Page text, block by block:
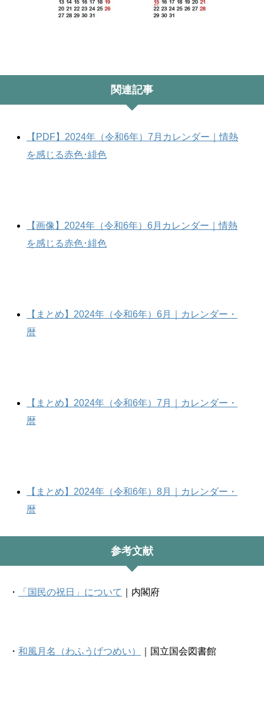
関連記事
【PDF】2024年（令和6年）7月カレンダー｜情熱
を感じる赤色･緋色
【画像】2024年（令和6年）6月カレンダー｜情熱
を感じる赤色･緋色
【まとめ】2024年（令和6年）6月｜カレンダー・
暦
【まとめ】2024年（令和6年）7月｜カレンダー・
暦
【まとめ】2024年（令和6年）8月｜カレンダー・
暦
参考文献
・ 「国民の祝日」について ｜内閣府
・ 和風月名（わふうげつめい） ｜国立国会図書館